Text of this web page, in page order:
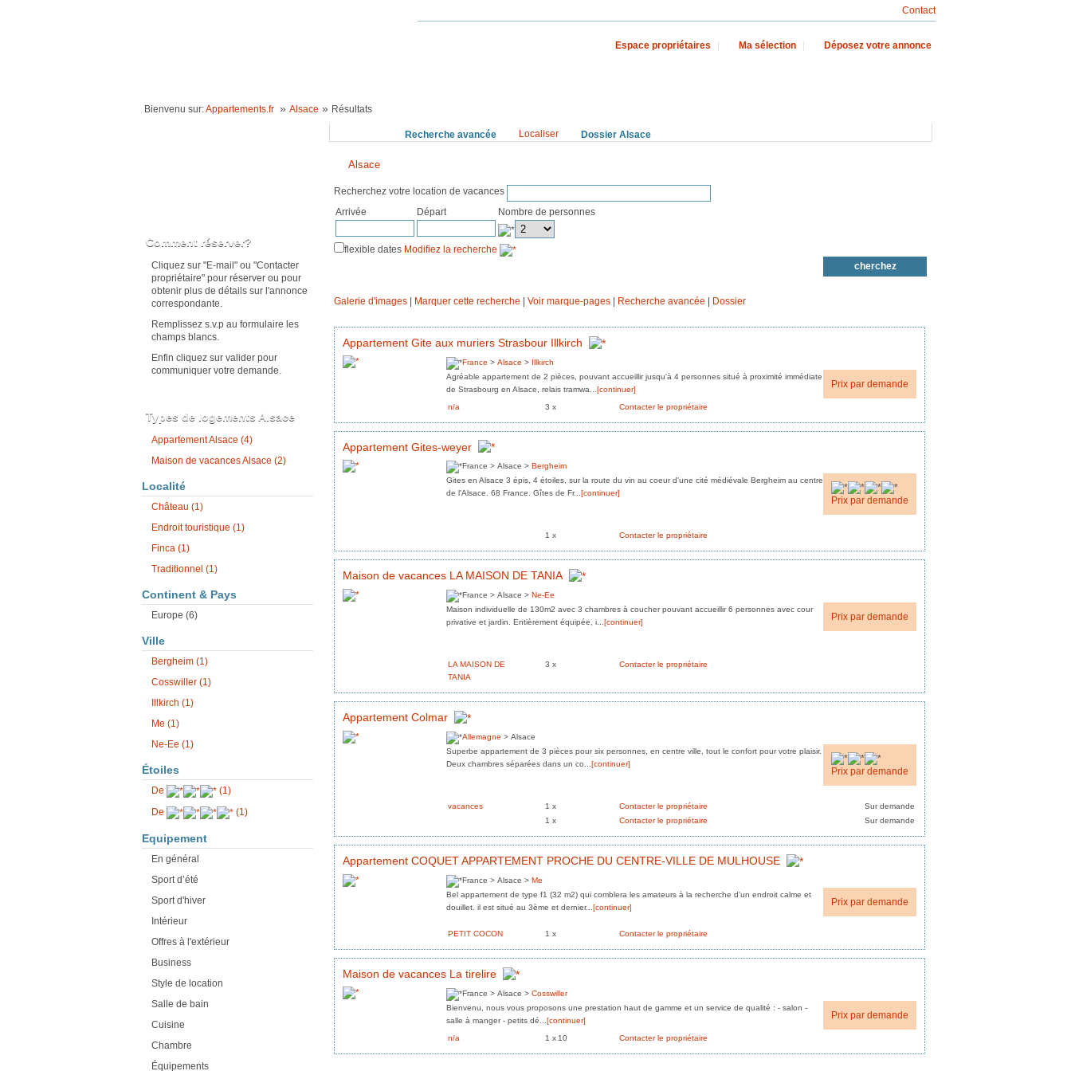
Contact
Espace propriétaires Ma sélection Déposez votre annonce
Bienvenu sur:Appartements.fr » Alsace » Résultats
Comment réserver?
Cliquez sur "E-mail" ou "Contacter
propriétaire" pour réserver ou pour
obtenir plus de détails sur l'annonce
correspondante.
Remplissez s.v.p au formulaire les
champs blancs.
Enfin cliquez sur valider pour
communiquer votre demande.
Types de logements Alsace
Appartement Alsace (4)
Maison de vacances Alsace (2)
Localité
Château (1)
Endroit touristique (1)
Finca (1)
Traditionnel (1)
Continent & Pays
Europe (6)
Ville
Bergheim (1)
Cosswiller (1)
Illkirch (1)
Me (1)
Ne-Ee (1)
Étoiles
De
(1)
De
(1)
Equipement
En général
Sport d’été
Sport d'hiver
Intérieur
Offres à l'extérieur
Business
Style de location
Salle de bain
Cuisine
Chambre
Équipements
Recherche avancée Localiser Dossier Alsace
Alsace
Recherchez votre location de vacances
Arrivée
Départ Nombre de personnes
flexible dates Modifiez la recherche
Galerie d'images | Marquer cette recherche | Voir marque-pages | Recherche avancée | Dossier
Appartement Gite aux muriers Strasbour Illkirch
France > Alsace > Illkirch
Prix par demande
Agréable appartement de 2 pièces, pouvant accueillir jusqu'à 4 personnes situé à proximité immédiate
de Strasbourg en Alsace, relais tramwa... [continuer]
n/a
3 x Contacter le propriétaire
Appartement Gites-weyer
France > Alsace > Bergheim
Prix par demande
Gites en Alsace 3 épis, 4 étoiles, sur la route du vin au coeur d'une cité médiévale Bergheim au centre
de l'Alsace. 68 France. Gîtes de Fr...[continuer]
1 x Contacter le propriétaire
Maison de vacances LA MAISON DE TANIA
France > Alsace > Ne-Ee
Prix par demande
Maison individuelle de 130m2 avec 3 chambres à coucher pouvant accueillir 6 personnes avec cour
privative et jardin. Entièrement équipée, i...[continuer]
LA MAISON DE
TANIA
3 x Contacter le propriétaire
Appartement Colmar
Allemagne > Alsace
Prix par demande
Superbe appartement de 3 pièces pour six personnes, en centre ville, tout le confort pour votre plaisir.
Deux chambres séparées dans un co... [continuer]
vacances 1 x Contacter le propriétaire
Sur demande
1 x
Contacter le propriétaire Sur demande
Appartement COQUET APPARTEMENT PROCHE DU CENTRE-VILLE DE MULHOUSE
France > Alsace > Me
Prix par demande
Bel appartement de type f1 (32 m2) qui comblera les amateurs à la recherche d'un endroit calme et
douillet. il est situé au 3ème et dernier... [continuer]
PETIT COCON 1 x Contacter le propriétaire
Maison de vacances La tirelire
France > Alsace > Cosswiller
Prix par demande
Bienvenu, nous vous proposons une prestation haut de gamme et un service de qualité : - salon -
salle à manger - petits dé... [continuer]
n/a
1 x 10 Contacter le propriétaire